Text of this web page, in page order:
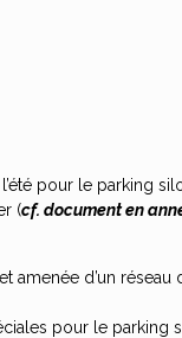
pour le parking
(cf. document en
d’un
pour le